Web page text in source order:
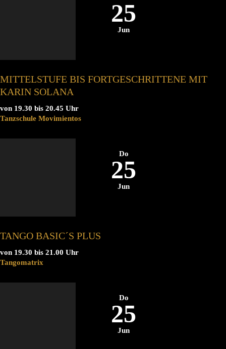
25
Jun
MITTELSTUFE BIS FORTGESCHRITTENE MIT
KARIN SOLANA
von 19.30 bis 20.45 Uhr
Tanzschule Movimientos
Do
25
Jun
TANGO BASIC´S PLUS
von 19.30 bis 21.00 Uhr
Tangomatrix
Do
25
Jun